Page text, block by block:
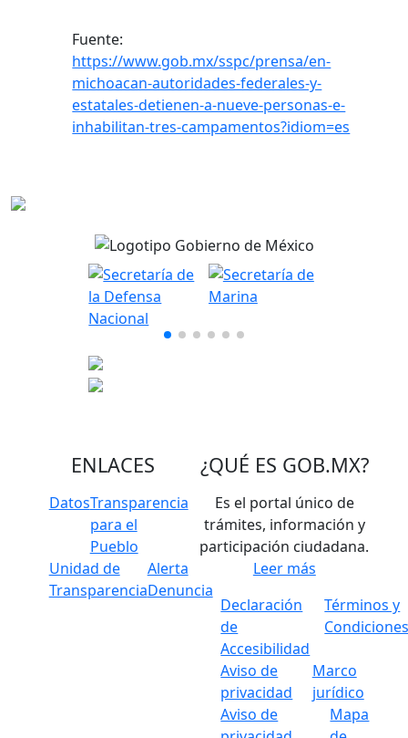
Fuente:
https://www.gob.mx/sspc/prensa/en-
michoacan-autoridades-federales-y-
estatales-detienen-a-nueve-personas-e-
inhabilitan-tres-campamentos?idiom=es
ENLACES
DatosTransparencia
para el
Pueblo
Unidad de
Transparencia
Alerta
Denuncia
¿QUÉ ES GOB.MX?
Es el portal único de
trámites, información y
participación ciudadana.
Leer más
Declaración
de
Accesibilidad
Términos y
Aviso de
privacidad
Marco
jurídico
Aviso de
Mapa